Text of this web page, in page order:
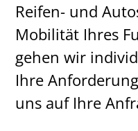
Reifen- und
Mobilität Ihres
gehen wir
Ihre
uns auf Ihre